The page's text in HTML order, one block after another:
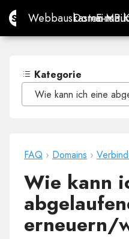
Site.proWebbauskasten mit
Webbauskasten mit
Domains
Domains
E-Mail
E-Mail
Kategorie
Wie kann ich eine
FAQ › Domains ›
Wie kann
erneuern/